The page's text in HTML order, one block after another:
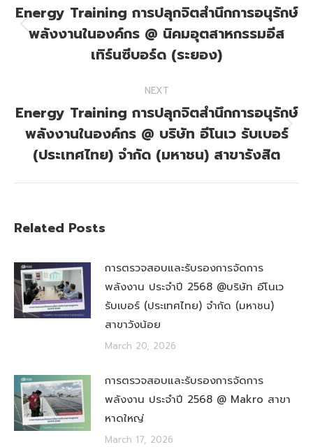
Previous
post:
Energy Training การปลุกจิตสำนึกการอนุรักษ์
พลังงานในองค์กร @ นิคมอุตสาหกรรมอีส
เทิร์นซีบอร์ด (ระยอง)
NEXT
Next
post:
Energy Training การปลุกจิตสำนึกการอนุรักษ์
พลังงานในองค์กร @ บริษัท อีโนเว รับเบอร์
(ประเทศไทย) จำกัด (มหาชน) สาขารังสิต
Related Posts
การตรวจสอบและรับรองการจัดการ
พลังงาน ประจำปี 2568 @บริษัท อีโนเว
รับเบอร์ (ประเทศไทย) จำกัด (มหาชน)
สาขาวังน้อย
March 20, 2026
การตรวจสอบและรับรองการจัดการ
พลังงาน ประจำปี 2568 @ Makro สาขา
หาดใหญ่
March 17, 2026